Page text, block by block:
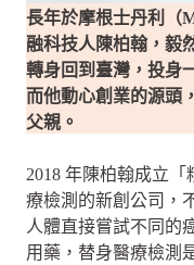
長年於摩根士丹利（
融科技人陳柏翰，毅
轉身回到臺灣，投身
而他動心創業的源頭
父親。
2018 年陳柏翰成立
療檢測的新創公司，
人體直接嘗試不同的
用藥，替身醫療檢測